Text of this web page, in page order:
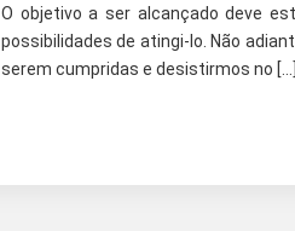
O objetivo a ser alcançado deve
possibilidades de atingi-lo. Não
serem cumpridas e desistirmos no […]